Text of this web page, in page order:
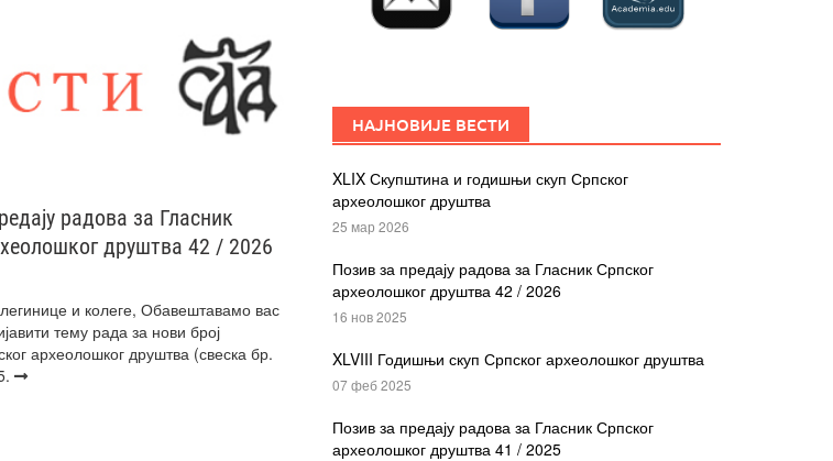
радова за Гласник
друштва 42 / 2026
и колеге, Обавештавамо вас
тему рада за нови број
археолошког друштва (свеска бр.
НАЈНОВИЈЕ ВЕСТИ
XLIX Скупштина и годишњи скуп Српског
археолошког друштва
25 мар 2026
Позив за предају радова за Гласник Српског
археолошког друштва 42 / 2026
16 нов 2025
XLVIII Годишњи скуп Српског археолошког друштва
07 феб 2025
Позив за предају радова за Гласник Српског
археолошког друштва 41 / 2025